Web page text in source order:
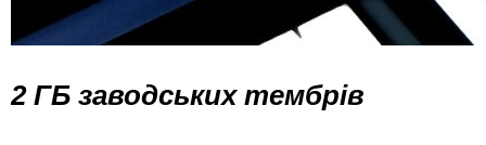
2 ГБ заводських тембрів